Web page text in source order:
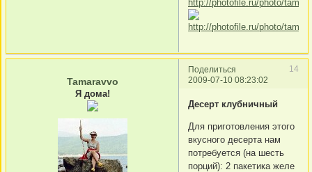
Поделиться
14
2009-07-10 08:23:02
Tamaravvo
Я дома!
Десерт клубничный
Для приготовления этого
вкусного десерта нам
потребуется (на шесть
порций): 2 пакетика желе